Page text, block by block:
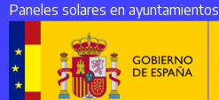
Paneles solares en ayuntamientos